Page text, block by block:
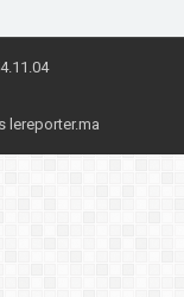
lereporter.ma